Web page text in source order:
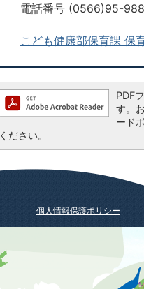
電話番号 (0566)95-
こども健康部保育課 保
PDF
す。
ード
ください。
個人情報保護ポリシー